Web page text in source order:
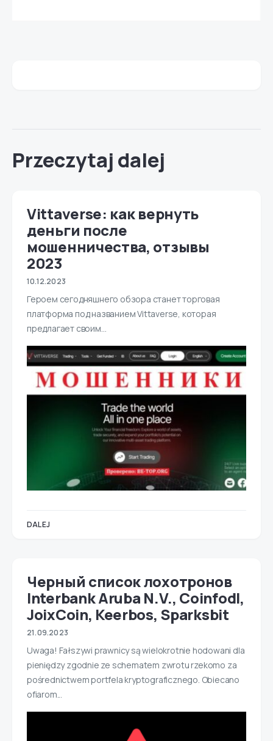
Przeczytaj dalej
Vittaverse: как вернуть
деньги после
мошенничества, отзывы
2023
10.12.2023
Героем сегодняшнего обзора станет торговая
платформа под названием Vittaverse, которая
предлагает своим…
DALEJ
Черный список лохотронов
Interbank Aruba N.V., Coinfodl,
JoixCoin, Keerbos, Sparksbit
21.09.2023
Uwaga! Fałszywi prawnicy są wielokrotnie hodowani dla
pieniędzy zgodnie ze schematem zwrotu rzekomo za
pośrednictwem portfela kryptograficznego. Obiecano
ofiarom...